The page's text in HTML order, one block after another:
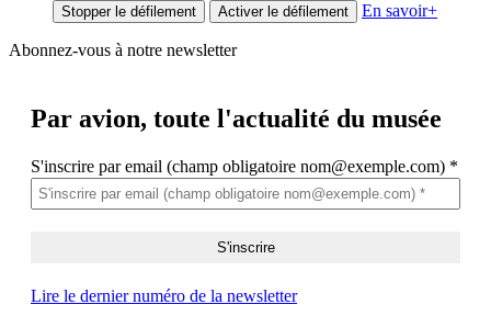
Stopper le défilement Activer le défilement En savoir+
Abonnez-vous à notre newsletter
Par avion, toute l'actualité du musée
S'inscrire par email (champ obligatoire nom@exemple.com) *
Lire le dernier numéro de la newsletter